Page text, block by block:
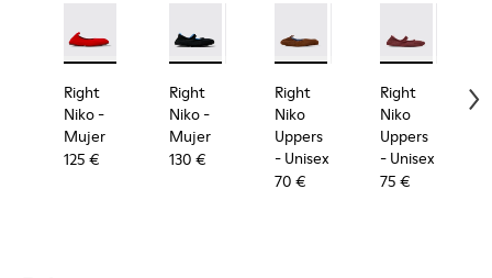
Right Niko - K201945-003 - Bailarinas rojas de textil
Right Niko - K201945-002
Right
Niko-
Mujer
125 €
Right Niko - K201944-001 - Bailarinas
Right Niko - K201944-004
Right
Niko-
Mujer
130 €
Right Niko Uppers -
Right Niko Uppers
Right
Niko
Uppers
- Unisex
70 €
Right Niko
Right
Niko
Uppers
- Unisex
75 €